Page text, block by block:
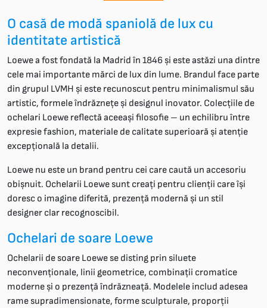
O casă de modă spaniolă de lux cu
identitate artistică
Loewe a fost fondată la Madrid în 1846 și este astăzi una dintre
cele mai importante mărci de lux din lume. Brandul face parte
din grupul LVMH și este recunoscut pentru minimalismul său
artistic, formele îndrăznețe și designul inovator. Colecțiile de
ochelari Loewe reflectă aceeași filosofie – un echilibru între
expresie fashion, materiale de calitate superioară și atenție
excepțională la detalii.
Loewe nu este un brand pentru cei care caută un accesoriu
obișnuit. Ochelarii Loewe sunt creați pentru clienții care își
doresc o imagine diferită, prezență modernă și un stil
designer clar recognoscibil.
Ochelari de soare Loewe
Ochelarii de soare Loewe se disting prin siluete
neconvenționale, linii geometrice, combinații cromatice
moderne și o prezență îndrăzneață. Modelele includ adesea
rame supradimensionate, forme sculpturale, proporții